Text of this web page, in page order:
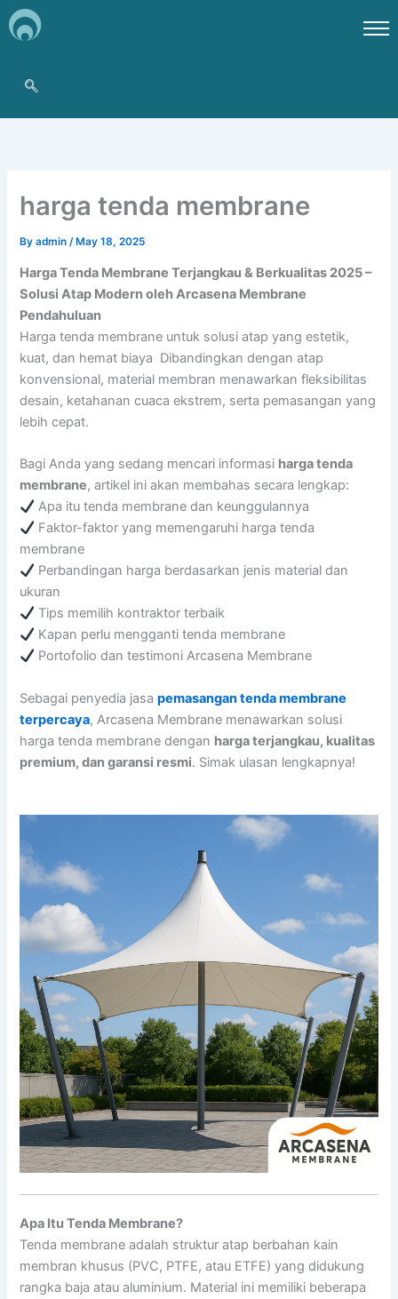
Skip
to
harga tenda membrane
Byadmin /May 18, 2025
Harga Tenda Membrane Terjangkau & Berkualitas 2025 –
Solusi Atap Modern oleh Arcasena Membrane
Pendahuluan
Harga tenda membrane untuk solusi atap yang estetik,
kuat, dan hemat biaya Dibandingkan dengan atap
konvensional, material membran menawarkan fleksibilitas
desain, ketahanan cuaca ekstrem, serta pemasangan yang
lebih cepat.
Bagi Anda yang sedang mencari informasi harga tenda
membrane, artikel ini akan membahas secara lengkap:
Apa itu tenda membrane dan keunggulannya
Faktor-faktor yang memengaruhi harga tenda
membrane
Perbandingan harga berdasarkan jenis material dan
ukuran
Tips memilih kontraktor terbaik
Kapan perlu mengganti tenda membrane
Portofolio dan testimoni Arcasena Membrane
Sebagai penyedia jasapemasangan tenda membrane
terpercaya, Arcasena Membrane menawarkan solusi
harga tenda membrane dengan harga terjangkau, kualitas
premium, dan garansi resmi. Simak ulasan lengkapnya!
Apa Itu Tenda Membrane?
Tenda membrane adalah struktur atap berbahan kain
membran khusus (PVC, PTFE, atau ETFE) yang didukung
rangka baja atau aluminium. Material ini memiliki beberapa